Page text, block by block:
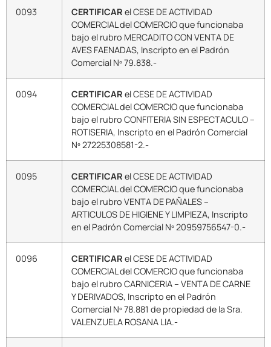
0093 CERTIFICAR el CESE DE ACTIVIDAD
COMERCIAL del COMERCIO que funcionaba
bajo el rubro MERCADITO CON VENTA DE
AVES FAENADAS, Inscripto en el Padrón
Comercial Nº 79.838.-
0094 CERTIFICAR el CESE DE ACTIVIDAD
COMERCIAL del COMERCIO que funcionaba
bajo el rubro CONFITERIA SIN ESPECTACULO –
ROTISERIA, Inscripto en el Padrón Comercial
Nº 27225308581-2.-
0095 CERTIFICAR el CESE DE ACTIVIDAD
COMERCIAL del COMERCIO que funcionaba
bajo el rubro VENTA DE PAÑALES –
ARTICULOS DE HIGIENE Y LIMPIEZA, Inscripto
en el Padrón Comercial Nº 20959756547-0.-
0096 CERTIFICAR el CESE DE ACTIVIDAD
COMERCIAL del COMERCIO que funcionaba
bajo el rubro CARNICERIA – VENTA DE CARNE
Y DERIVADOS, Inscripto en el Padrón
Comercial Nº 78.881 de propiedad de la Sra.
VALENZUELA ROSANA LIA.-